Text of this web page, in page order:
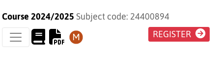
Course 2024/2025 Subject code: 24400894
REGISTER